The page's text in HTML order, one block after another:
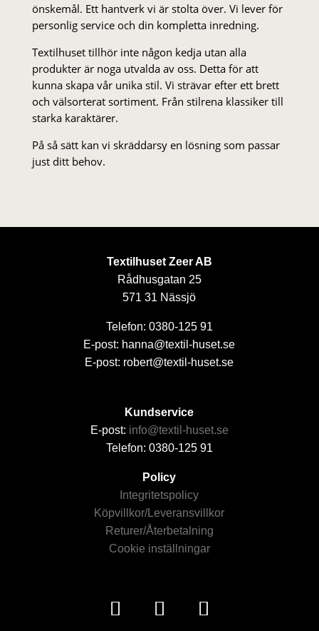
önskemål. Ett hantverk vi är stolta över. Vi lever för
personlig service och din kompletta inredning.
Textilhuset tillhör inte någon kedja utan alla
produkter är noga utvalda av oss. Detta för att
kunna skapa vår unika stil. Vi strä­var efter ett brett
och välsorterat sor­ti­ment. Från stil­rena klas­siker till
starka karaktärer.
På så sätt kan vi skräddarsy en lösning som passar
just ditt behov.
Textilhuset Zeer AB
Rådhusgatan 25
571 31 Nässjö
Telefon: 0380-125 91
E-post: hanna@textil-huset.se
E-post: robert@textil-huset.se
Kundservice
E-post: info@textil-huset.se
Telefon: 0380-125 91
Policy
Integritetspolicy
Köpvillkor/Leveransvillkor
Returer/Återbetalning
Cookie inställningar